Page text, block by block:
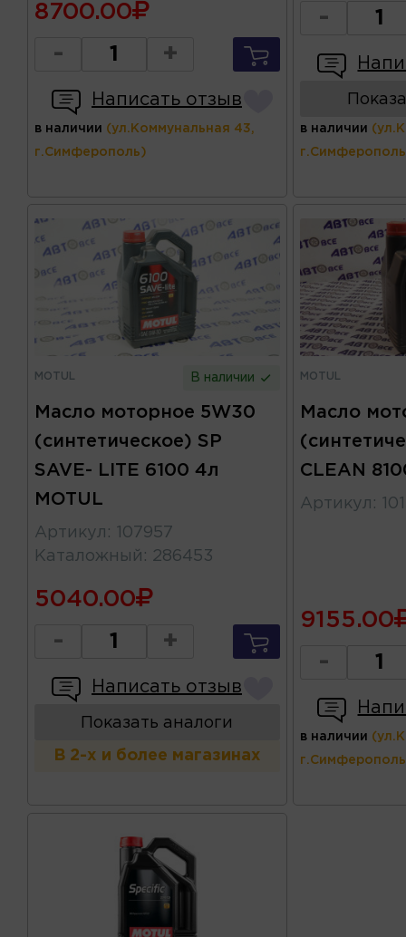
8700.00
- +
Написать отзыв
в наличии (ул.Коммунальная 43,
г.Симферополь)
-
в наличии
MOTUL В наличии
Масло моторное 5W30
(синтетическое) SP
SAVE- LITE 6100 4л
MOTUL
Артикул :
107957
Каталожный : 286453
5040.00
- +
Написать отзыв
Показать аналоги
В 2-х и более магазинах
MOTUL
Масло
CLEAN
Артикул :
9155.00
-
в наличии